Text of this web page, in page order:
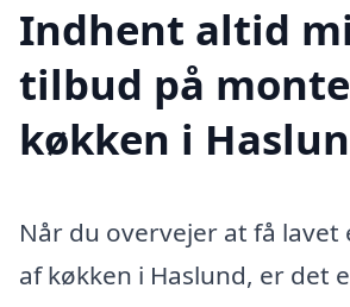
Indhent altid
tilbud på
køkken i
Når du overvejer at få
af køkken i Haslund, er det